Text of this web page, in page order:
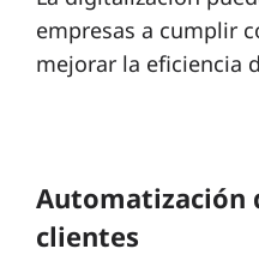
empresas a cumplir
mejorar la eficiencia
Automatización
clientes